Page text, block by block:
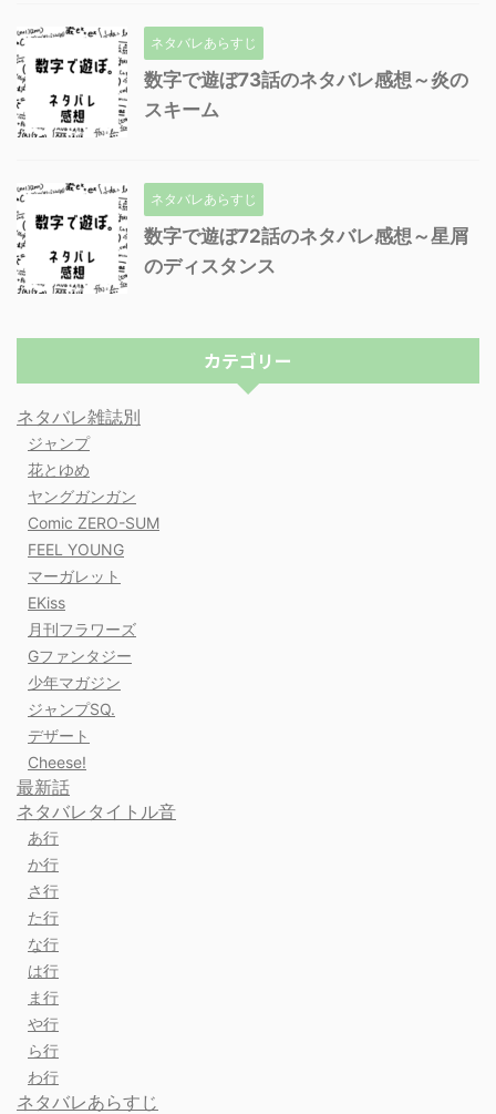
ネタバレあらすじ
数字で遊ぼ73話のネタバレ感想～炎の
スキーム
ネタバレあらすじ
数字で遊ぼ72話のネタバレ感想～星屑
のディスタンス
カテゴリー
ネタバレ雑誌別
ジャンプ
花とゆめ
ヤングガンガン
Comic ZERO-SUM
FEEL YOUNG
マーガレット
EKiss
月刊フラワーズ
Gファンタジー
少年マガジン
ジャンプSQ.
デザート
Cheese!
最新話
ネタバレタイトル音
あ行
か行
さ行
た行
な行
は行
ま行
や行
ら行
わ行
ネタバレあらすじ